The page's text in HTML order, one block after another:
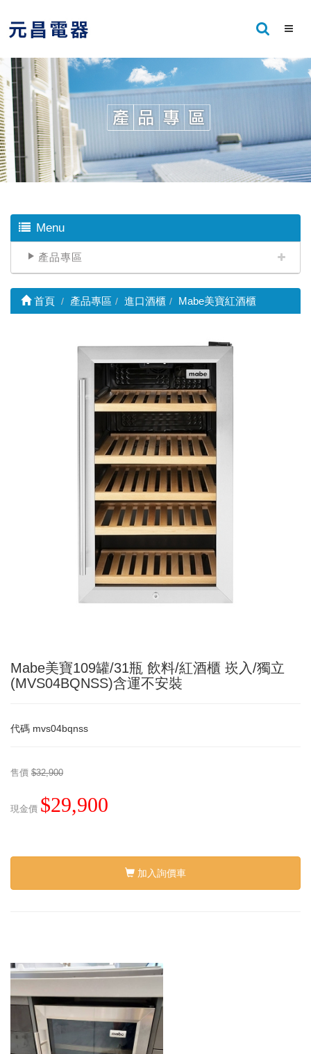
Menu
產品專區
首頁 產品專區 進口酒櫃 Mabe美寶紅酒櫃
Mabe美寶109罐/31瓶 飲料/紅酒櫃 崁入/獨立
(MVS04BQNSS)含運不安裝
代碼 mvs04bqnss
售價 $32,900
現金價 $29,900
加入詢價車